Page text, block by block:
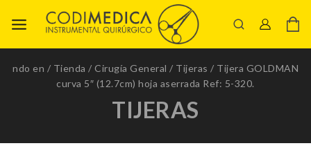
ndo en / Tienda / Cirugía General / Tijeras / Tijera GOLDMAN
curva 5″ (12.7cm) hoja aserrada Ref: 5-320.
TIJERAS